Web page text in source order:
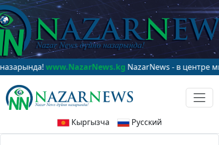
www.NazarNews.kgNazarNews - в центре мирового
Кыргызча Русский